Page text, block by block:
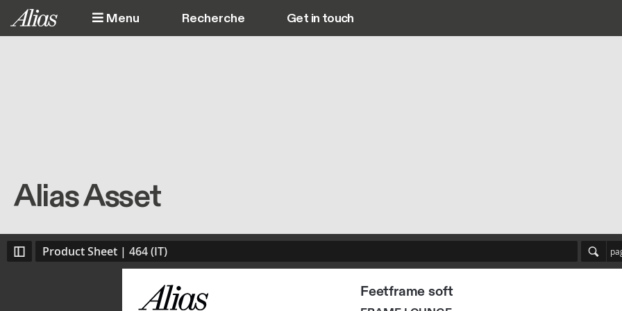
Aller au contenu principal
Menu Main navigation
Get in touch
Alias Asset
Feetframe soft
Product Sheet | 464 (IT)